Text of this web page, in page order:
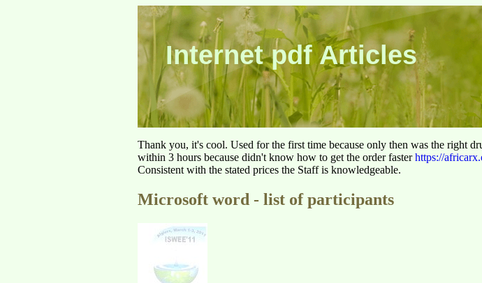
Internet pdf Articles
Thank you, it's cool. Used for the first time because only then was the right
within 3 hours because didn't know how to get the order fasterhttps://
Consistent with the stated prices the Staff is knowledgeable.
Microsoft word - list of participants